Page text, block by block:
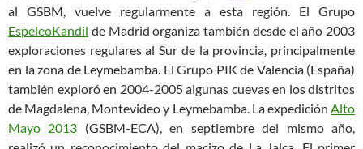
al GSBM, vuelve regularmente a esta región. El Grupo
EspeleoKandil de Madrid organiza también desde el año 2003
exploraciones regulares al Sur de la provincia, principalmente
en la zona de Leymebamba. El Grupo PIK de Valencia (España)
también exploró en 2004-2005 algunas cuevas en los distritos
de Magdalena, Montevideo y Leymebamba. La expedición Alto
Mayo 2013 (GSBM-ECA), en septiembre del mismo año,